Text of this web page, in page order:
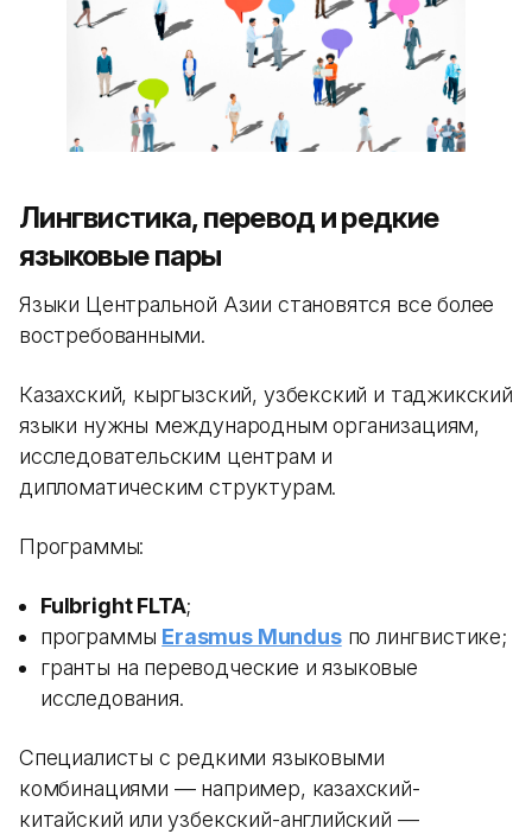
Лингвистика, перевод и редкие
языковые пары
Языки Центральной Азии становятся все более
востребованными.
Казахский, кыргызский, узбекский и таджикский
языки нужны международным организациям,
исследовательским центрам и
дипломатическим структурам.
Программы:
Fulbright FLTA;
программы Erasmus Mundusпо лингвистике;
гранты на переводческие и языковые
исследования.
Специалисты с редкими языковыми
комбинациями — например, казахский-
китайский или узбекский-английский —